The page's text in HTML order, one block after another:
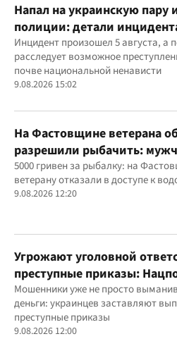
Напал на украинскую пару
полиции: детали
Инцидент произошел 5 августа, а
расследует возможное
почве национальной ненависти
9.08.2026 15:02
На Фастовщине ветерана
разрешили рыбачить:
угрозах
5000 гривен за рыбалку: на
ветерану отказали в доступе к
9.08.2026 12:20
Угрожают уголовной
преступные приказы:
Мошенники уже не просто
деньги: украинцев заставляют
преступные приказы
9.08.2026 12:00